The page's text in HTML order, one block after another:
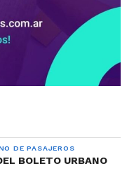
DE PASAJEROS
BOLETO URBANO